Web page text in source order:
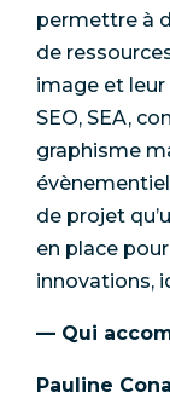
permettre à
de
image et
SEO, SEA,
graphisme
de projet
en place
innovations,
— Qui
Pauline